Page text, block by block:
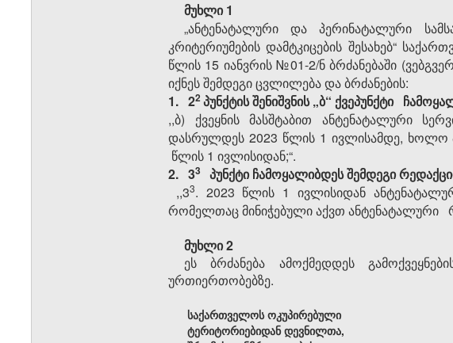
მუხლი 1
„ანტენატალური და პერინატალური
კრიტერიუმების დამტკიცების შესახებ“
წლის 15 იანვრის №01-2/ნ ბრძანებაში
იქნეს შემდეგი ცვლილებადაბრძანების:
1. 2​2პუნქტის შენიშვნის „ბ“ ქვეპუნქტი
,,ბ) ქვეყნის მასშტაბით ანტენატალური
დასრულდეს 2023 წლის 1 ივლისამდე, ხოლო
წლის 1 ივლისიდან;“.
2. 3​3 პუნქტიჩამოყალიბდეს შემდეგი
,,3​3. 2023 წლის 1 ივლისიდან
რომელთაც მინიჭებული აქვთ ანტენატალური
მუხლი 2
ეს ბრძანება ამოქმედდეს
ურთიერთობებზე.
საქართველოს ოკუპირებული
ტერიტორიებიდან დევნილთა,